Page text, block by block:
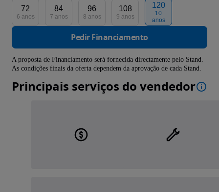
72
6 anos
84
7 anos
96
8 anos
108
9 anos
120
10
anos
Pedir Financiamento
A proposta de Financiamento será fornecida directamente pelo Stand.
As condições finais da oferta dependem da aprovação de cada Stand.
Principais serviços do vendedor